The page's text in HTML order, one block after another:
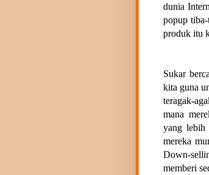
dunia
popup
produk itu
Sukar
kita guna
teragak-
mana
yang lebih
mereka
Down-
memberi